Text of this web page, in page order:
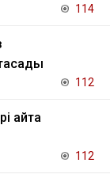
114
112
қайта
112